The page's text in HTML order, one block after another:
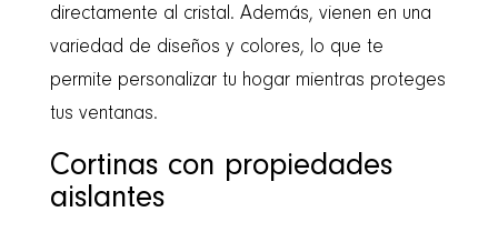
directamente al cristal. Además, vienen en una
variedad de diseños y colores, lo que te
permite personalizar tu hogar mientras proteges
tus ventanas.
Cortinas con propiedades
aislantes